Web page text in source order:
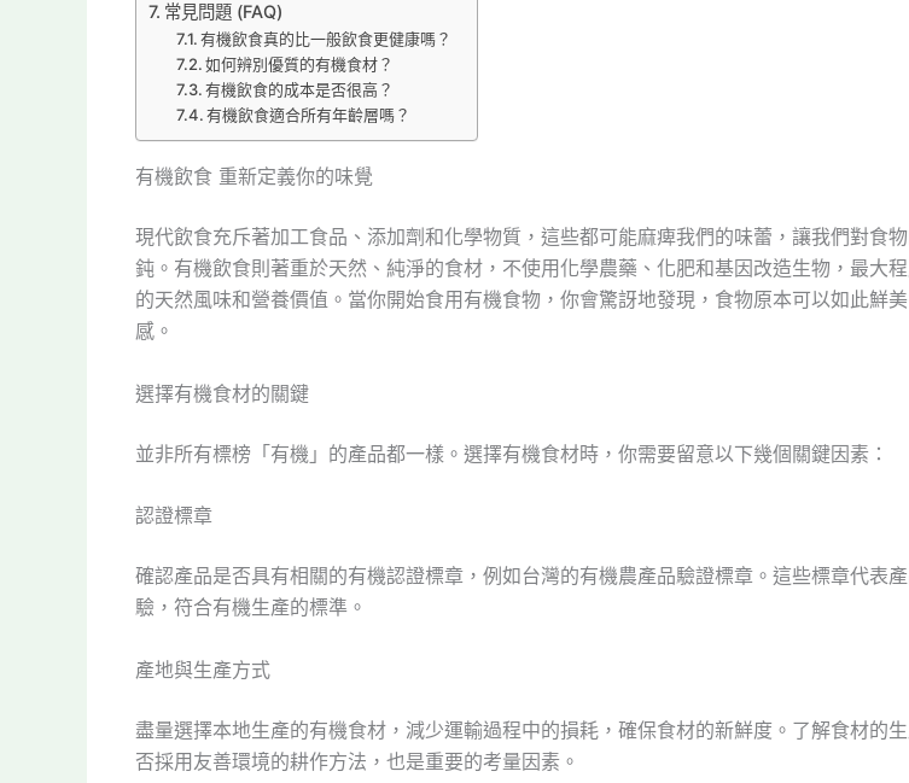
常見問題 (FAQ)
有機飲食真的比一般飲食更健康嗎？
如何辨別優質的有機食材？
有機飲食的成本是否很高？
有機飲食適合所有年齡層嗎？
有機飲食 重新定義你的味覺
現代飲食充斥著加工食品、添加劑和化學物質，這些都可能麻痺我們的味蕾，讓我們對食
鈍。有機飲食則著重於天然、純淨的食材，不使用化學農藥、化肥和基因改造生物，最大
的天然風味和營養價值。當你開始食用有機食物，你會驚訝地發現，食物原本可以如此鮮
感。
選擇有機食材的關鍵
並非所有標榜「有機」的產品都一樣。選擇有機食材時，你需要留意以下幾個關鍵因素：
認證標章
確認產品是否具有相關的有機認證標章，例如台灣的有機農產品驗證標章。這些標章代表
驗，符合有機生產的標準。
產地與生產方式
盡量選擇本地生產的有機食材，減少運輸過程中的損耗，確保食材的新鮮度。了解食材的
否採用友善環境的耕作方法，也是重要的考量因素。